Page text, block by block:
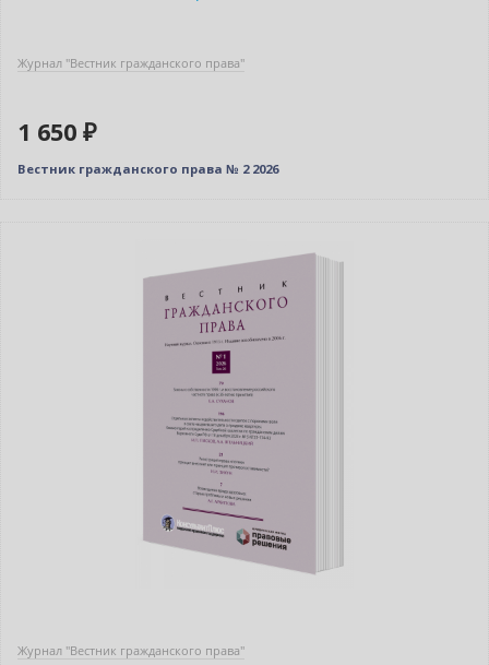
Журнал "Вестник гражданского права"
1 650 ₽
Вестник гражданского права № 2 2026
Журнал "Вестник гражданского права"